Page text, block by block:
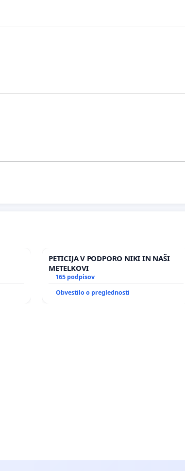
PETICIJA V PODPORO NIKI IN NAŠI
METELKOVI
165 podpisov
Obvestilo o preglednosti